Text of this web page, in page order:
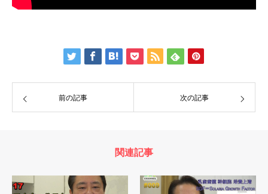
前の記事 次の記事
関連記事